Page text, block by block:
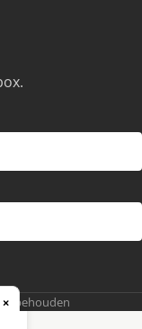
×